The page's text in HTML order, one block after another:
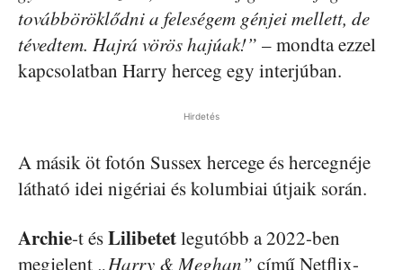
továbböröklődni a feleségem génjei mellett, de
tévedtem. Hajrá vörös hajúak!” – mondta ezzel
kapcsolatban Harry herceg egy interjúban.
Hirdetés
A másik öt fotón Sussex hercege és hercegnéje
látható idei nigériai és kolumbiai útjaik során.
Archie-t ésLilibetetlegutóbb a 2022-ben
megjelent „Harry & Meghan” című Netflix-